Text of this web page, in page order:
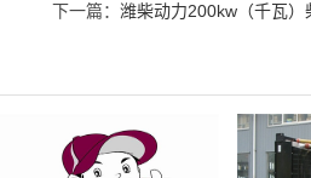
下一篇： 潍柴动力200kw（千瓦